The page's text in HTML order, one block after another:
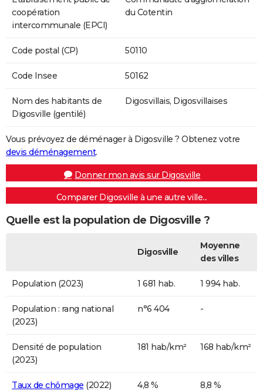
coopération
intercommunale (EPCI)
du Cotentin
Code postal (CP) 50110
Code Insee 50162
Nom des habitants de
Digosville (gentilé)
Digosvillais, Digosvillaises
Vous prévoyez de déménager à Digosville ? Obtenez votre
devis déménagement.
Donner mon avis sur Digosville
Comparer Digosville à une autre ville...
Quelle est la population de Digosville ?
Digosville
Moyenne
des villes
Population (2023) 1 681 hab. 1 994 hab.
Population : rang national
(2023)
n°6 404 -
Densité de population
(2023)
181 hab/km² 168 hab/km²
Taux de chômage (2022) 4,8 % 8,8 %